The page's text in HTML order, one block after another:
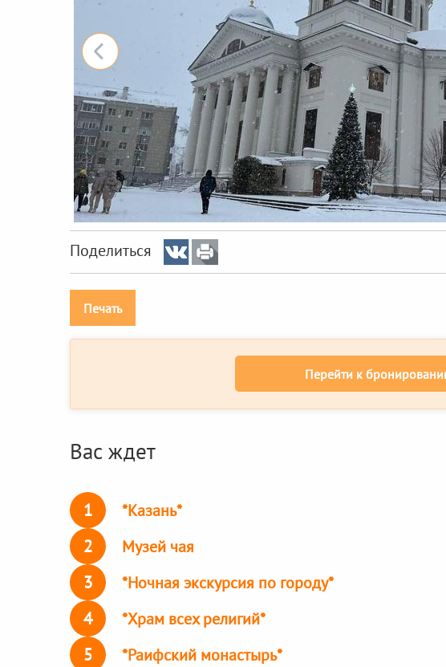
Поделиться
Печать
Перейти к
Вас ждет
1 *Казань*
2 Музей чая
3 *Ночная экскурсия по городу*
4 *Храм всех религий*
5 *Раифский монастырь*